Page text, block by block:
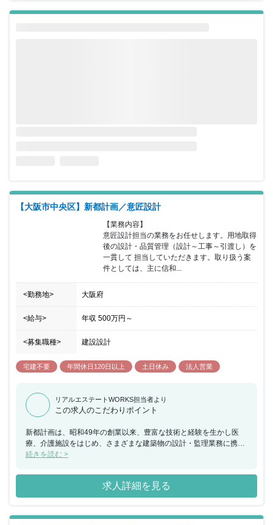
【大阪市中央区】新都計画／意匠設計
【業務内容】
意匠設計担当の業務をお任せします。用地取得
後の設計・品質管理（設計～工事～引渡し）を
一貫して 担当していただきます。取り扱う案
件としては、主に信和...
<勤務地> 大阪府
<給与> 年収 500万円 ～
<募集職種> 建設設計
宅建不要 年間休日120日以上 土日休み 法人営業
リアルエステートWORKS担当者より
この求人のこだわりポイント
新都計画は、昭和49年の創業以来、豊富な技術と経験を生かし医
療、介護施設をはじめ、さまざまな建築物の設計・監理業務に携わ
ってまいりました。『普通の設計士』ではなく『建築／建築プロセ
条例、建築基準法などの法律への対応、構造／設備設計知識の習得
をメインとし、ときには担当物件の現場監督としての経験など、幅
広い育成カリキュラムを用意しています。すべての方が元気になれ
条です。これからも将来や国民全体に想いを寄せる仕事をしていき
続きを読む >
求人詳細を見る